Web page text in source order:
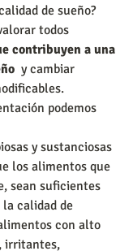
de sueño?
todos
contribuyen a una
  y cambiar
podemos
y sustanciosas
los alimentos que
sean suficientes
calidad de
con alto
irritantes,